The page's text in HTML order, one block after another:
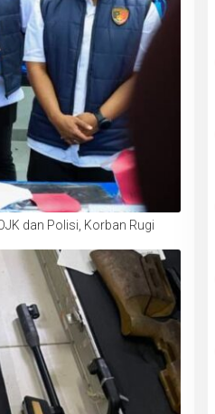
dan Polisi, Korban Rugi